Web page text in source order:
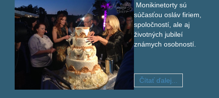
Monikinetorty sú
súčasťou osláv firiem,
spoločností, ale aj
životných jubileí
známych osobností.
Čítať ďalej...